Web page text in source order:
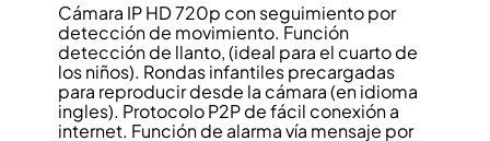
Cámara IP HD 720p con seguimiento por
detección de movimiento. Función
detección de llanto, (ideal para el cuarto de
los niños). Rondas infantiles precargadas
para reproducir desde la cámara (en idioma
ingles). Protocolo P2P de fácil conexión a
internet. Función de alarma vía mensaje por